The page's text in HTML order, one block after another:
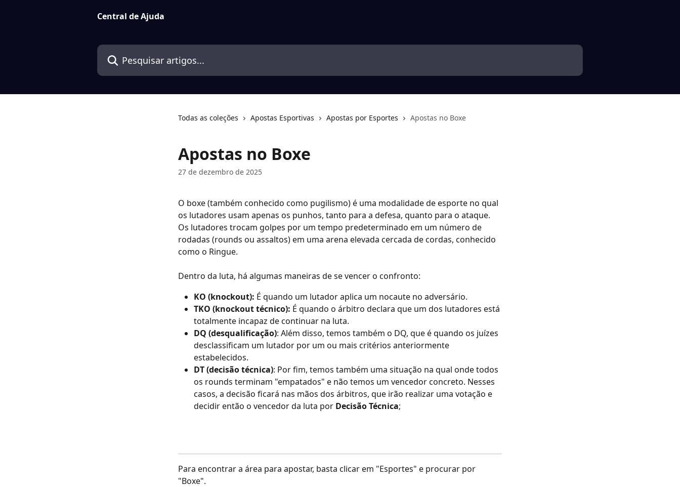
Central de Ajuda
Pesquisar artigos...
Todas as coleções Apostas Esportivas Apostas por Esportes Apostas no Boxe
Apostas no Boxe
27 de dezembro de 2025
O boxe (também conhecido como pugilismo) é uma modalidade de esporte no qual
os lutadores usam apenas os punhos, tanto para a defesa, quanto para o ataque.
Os lutadores trocam golpes por um tempo predeterminado em um número de
rodadas (rounds ou assaltos) em uma arena elevada cercada de cordas, conhecido
como o Ringue.
Dentro da luta, há algumas maneiras de se vencer o confronto:
KO (knockout): É quando um lutador aplica um nocaute no adversário.
TKO (knockout técnico): É quando o árbitro declara que um dos lutadores está
totalmente incapaz de continuar na luta.
DQ (desqualificação): Além disso, temos também o DQ, que é quando os juízes
desclassificam um lutador por um ou mais critérios anteriormente
estabelecidos.
DT (decisão técnica): Por fim, temos também uma situação na qual onde todos
os rounds terminam "empatados" e não temos um vencedor concreto. Nesses
casos, a decisão ficará nas mãos dos árbitros, que irão realizar uma votação e
decidir então o vencedor da luta por Decisão Técnica;
Para encontrar a área para apostar, basta clicar em "Esportes" e procurar por
"Boxe".